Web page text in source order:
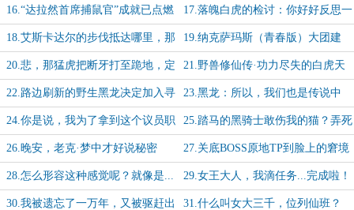
牙 人的是小猫
16.“达拉然首席捕鼠官”成就已点燃 17.落魄白虎的检讨：你好好反思一
下自己是怎么混到这一步的？
18.艾斯卡达尔的步伐抵达哪里，那
里的蝴蝶就会扇动翅膀
19.纳克萨玛斯（青春版）大团建
20.悲，那猛虎把断牙打至跪地，定
是要将它带去当奴隶啊
21.野兽修仙传·功力尽失的白虎天
尊终于重回炼气期
22.路边刷新的野生黑龙决定加入寻
宝大业
23.黑龙：所以，我们也是传说中
的“甜品级”恶棍了，对吗？
24.你是说，我为了拿到这个议员职
位，得先揍翻麦迪文？
25.踏马的黑骑士敢伤我的猫？弄死
你们！【求月票】
26.晚安，老克·梦中才好说秘密
【求月票】
27.关底BOSS原地TP到脸上的窘境
又重演啦
28.怎么形容这种感觉呢？就像是...
食材自己走进了烤箱？
29.女王大人，我滴任务...完成啦！
30.我被遗忘了一万年，又被驱赶出 31.什么叫女大三千，位列仙班？